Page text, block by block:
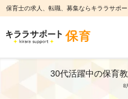
保育士の求人、転職、募集ならキララサポ
30代活躍中の保育
8